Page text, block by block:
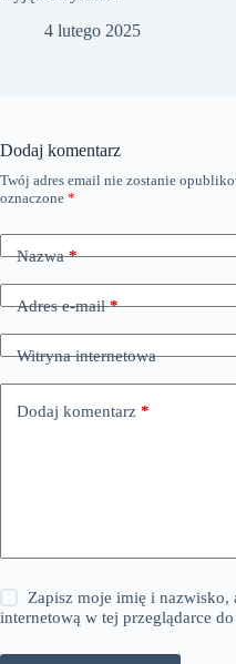
4 lutego 2025
Dodaj komentarz
Twój adres email nie zostanie
oznaczone *
Nazwa*
Adres e-mail*
Witryna internetowa
Dodaj komentarz *
Zapisz moje imię i nazwisko,
internetową w tej przeglądarce